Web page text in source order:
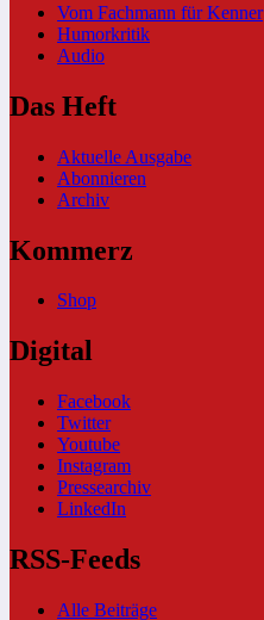
Vom Fachmann für Kenner
Humorkritik
Audio
Das Heft
Aktuelle Ausgabe
Abonnieren
Archiv
Kommerz
Shop
Digital
Facebook
Twitter
Youtube
Instagram
Pressearchiv
LinkedIn
RSS-Feeds
Alle Beiträge